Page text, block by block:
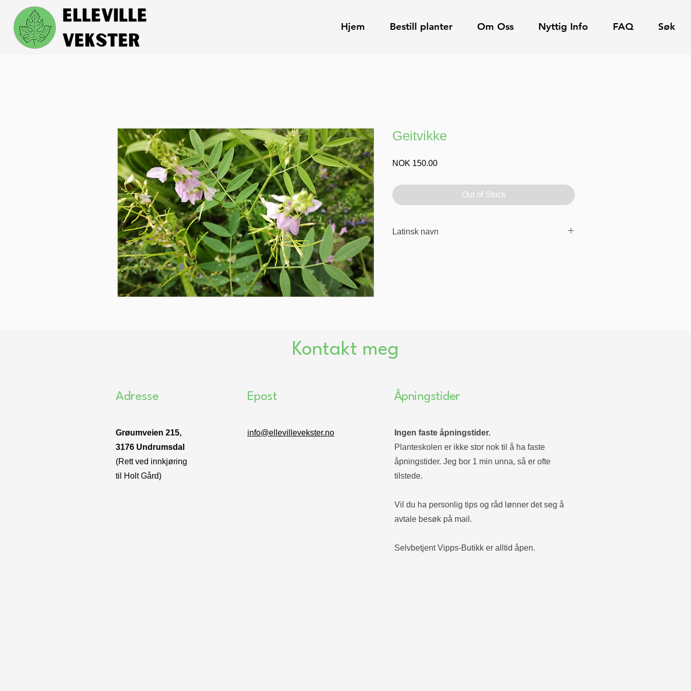
Hjem Bestill planter Om Oss Nyttig Info FAQ Søk
Geitvikke
NOK 150.00Price
Out of Stock
Latinsk navn
Kontakt meg
Adresse Epost Åpningstider
Grøumveien 215,
3176 Undrumsdal
(Rett ved innkjøring
til Holt Gård)
info@ellevillevekster.no
Ingen faste åpningstider.
Planteskolen er ikke stor nok til å ha faste
åpningstider. Jeg bor 1 min unna, så er ofte
tilstede.
Vil du ha personlig tips og råd lønner det seg å
avtale besøk på mail.
Selvbetjent Vipps-Butikk er alltid åpen.